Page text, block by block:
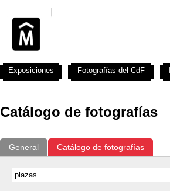
Catálogo de fotografías
General Catálogo de fotografías
Exposiciones Fotografías del CdF